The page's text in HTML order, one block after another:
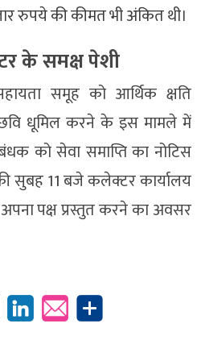
रुपये की कीमत भी अंकित थी।
के समक्ष पेशी
समूह को आर्थिक क्षति
धूमिल करने के इस मामले में
को सेवा समाप्ति का नोटिस
सुबह 11 बजे कलेक्टर कार्यालय
पक्ष प्रस्तुत करने का अवसर